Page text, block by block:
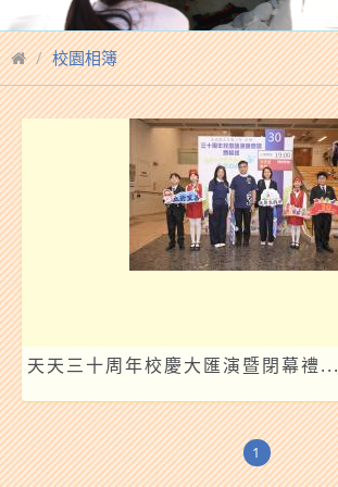
校園相簿
天天三十周年校慶大匯演暨閉幕禮...
1